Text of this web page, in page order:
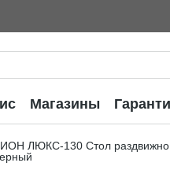
Магазины
ЛЮКС-130 Стол